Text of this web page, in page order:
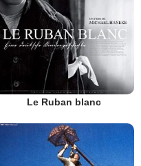
Le Ruban blanc